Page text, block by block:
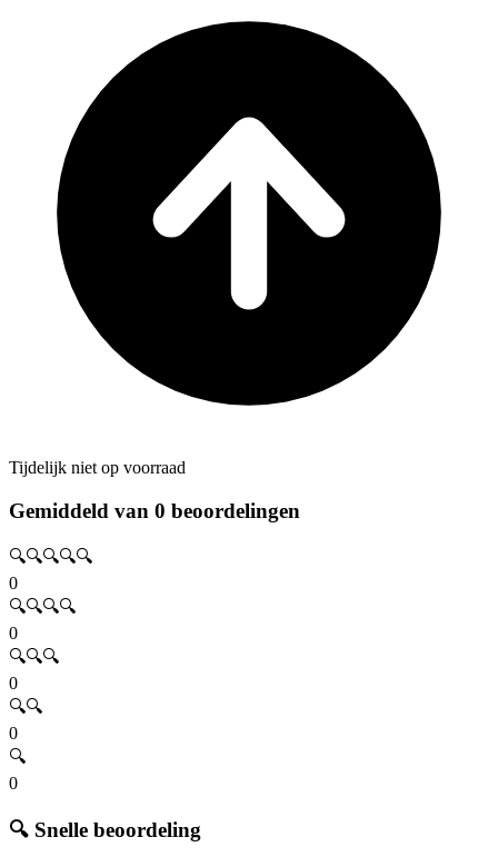
Tijdelijk niet op voorraad
Gemiddeld van 0 beoordelingen
🔍🔍🔍🔍🔍
0
🔍🔍🔍🔍
0
🔍🔍🔍
0
🔍🔍
0
🔍
0
🔍 Snelle beoordeling